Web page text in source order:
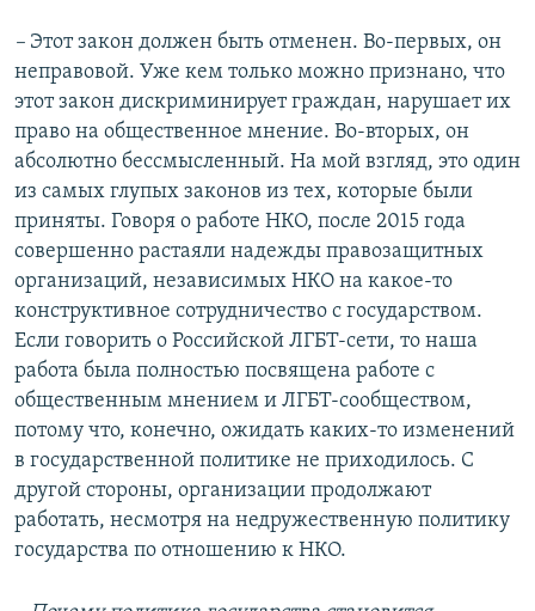
– Этот закон должен быть отменен. Во-первых, он
неправовой. Уже кем только можно признано, что
этот закон дискриминирует граждан, нарушает их
право на общественное мнение. Во-вторых, он
абсолютно бессмысленный. На мой взгляд, это один
из самых глупых законов из тех, которые были
приняты. Говоря о работе НКО, после 2015 года
совершенно растаяли надежды правозащитных
организаций, независимых НКО на какое-то
конструктивное сотрудничество с государством.
Если говорить о Российской ЛГБТ-сети, то наша
работа была полностью посвящена работе с
общественным мнением и ЛГБТ-сообществом,
потому что, конечно, ожидать каких-то изменений
в государственной политике не приходилось. С
другой стороны, организации продолжают
работать, несмотря на недружественную политику
государства по отношению к НКО.